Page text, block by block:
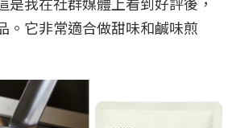
。它非常適合做甜味和鹹味煎